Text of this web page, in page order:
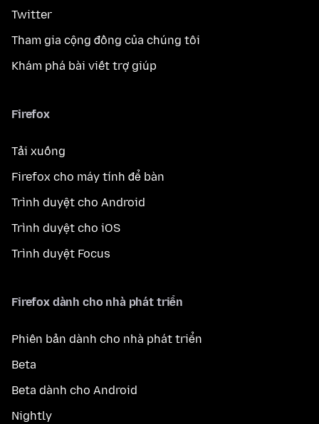
Twitter
Tham gia cộng đồng của chúng tôi
Khám phá bài viết trợ giúp
Firefox
Tải xuống
Firefox cho máy tính để bàn
Trình duyệt cho Android
Trình duyệt cho iOS
Trình duyệt Focus
Firefox dành cho nhà phát triển
Phiên bản dành cho nhà phát triển
Beta
Beta dành cho Android
Nightly